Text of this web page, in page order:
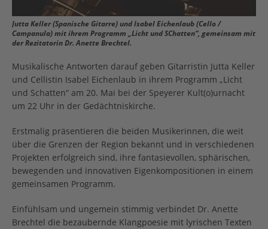
Jutta Keller (Spanische Gitarre) und Isabel Eichenlaub (Cello /
Campanula) mit ihrem Programm „Licht und SChatten“, gemeinsam mit
der Rezitatorin Dr. Anette Brechtel.
Musikalische Antworten darauf geben Gitarristin Jutta Keller
und Cellistin Isabel Eichenlaub in ihrem Programm „Licht
und Schatten“ am 20. Mai bei der Speyerer Kult(o)urnacht
um 22 Uhr in der Gedächtniskirche.
Erstmalig präsentieren die beiden Musikerinnen, die weit
über die Grenzen der Region bekannt und in verschiedenen
Projekten erfolgreich sind, ihre fantasievollen, sphärischen,
bewegenden und innovativen Eigenkompositionen in einem
gemeinsamen Programm.
Einfühlsam und ungemein stimmig verbindet Dr. Anette
Brechtel die bezaubernde Klangpoesie mit lyrischen Texten